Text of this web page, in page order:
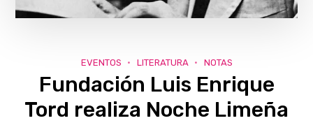
EVENTOS LITERATURA NOTAS
Fundación Luis Enrique
Tord realiza Noche Limeña